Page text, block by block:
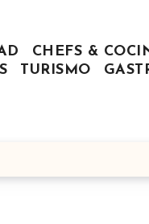
CHEFS &
TURISMO